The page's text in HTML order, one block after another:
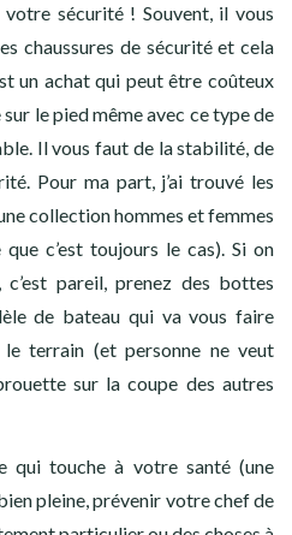
sécurité ! Souvent, il vous
chaussures de sécurité et cela
un achat qui peut être coûteux
le pied même avec ce type de
Il vous faut de la stabilité, de
Pour ma part, j’ai trouvé les
collection hommes et femmes
que c’est toujours le cas). Si on
pareil, prenez des bottes
de bateau qui va vous faire
terrain (et personne ne veut
sur la coupe des autres
qui touche à votre santé (une
pleine, prévenir votre chef de